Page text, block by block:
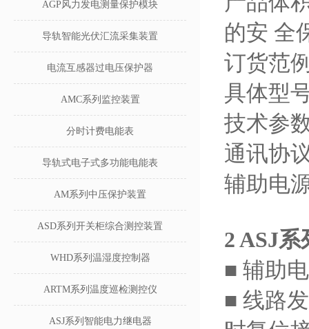
AGP风力发电测量保护模块
导轨智能光伏汇流采集装置
电流互感器过电压保护器
AMC系列监控装置
分时计费电能表
导轨式电子式多功能电能表
AM系列中压保护装置
ASD系列开关柜综合测控装置
WHD系列温湿度控制器
ARTM系列温度巡检测控仪
ASJ系列智能电力继电器
的安 全
订货范
具体型
技术参
通讯协
辅助电
2ASJ系
■ 辅助
■ 线路